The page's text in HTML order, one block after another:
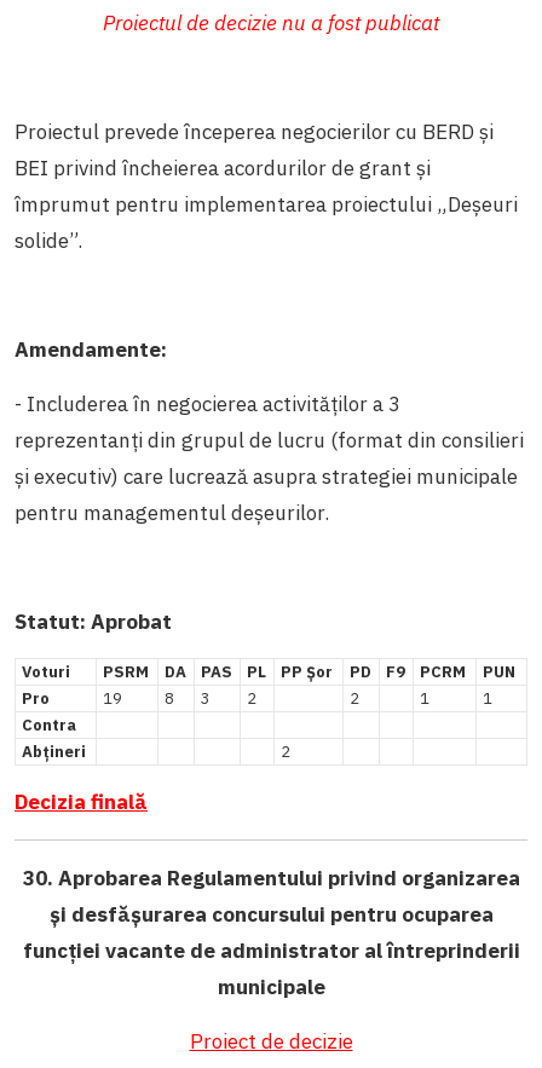
Proiectul de decizie nu a fost publicat
Proiectul prevede începerea negocierilor cu BERD și
BEI privind încheierea acordurilor de grant și
împrumut pentru implementarea proiectului „Deșeuri
solide”.
Amendamente:
- Includerea în negocierea activităților a 3
reprezentanți din grupul de lucru (format din consilieri
și executiv) care lucrează asupra strategiei municipale
pentru managementul deșeurilor.
Statut: Aprobat
Voturi PSRM DA PAS PL PP Șor PD F9 PCRM
PUN
Pro
19 8 3 2 2 1
1
Contra
Abțineri
2
Decizia finală
30. Aprobarea Regulamentului privind organizarea
și desfășurarea concursului pentru ocuparea
funcției vacante de administrator al întreprinderii
municipale
Proiect de decizie